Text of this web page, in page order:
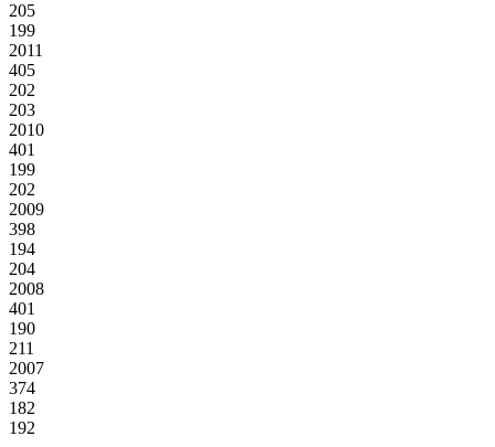
205
199
2011
405
202
203
2010
401
199
202
2009
398
194
204
2008
401
190
211
2007
374
182
192